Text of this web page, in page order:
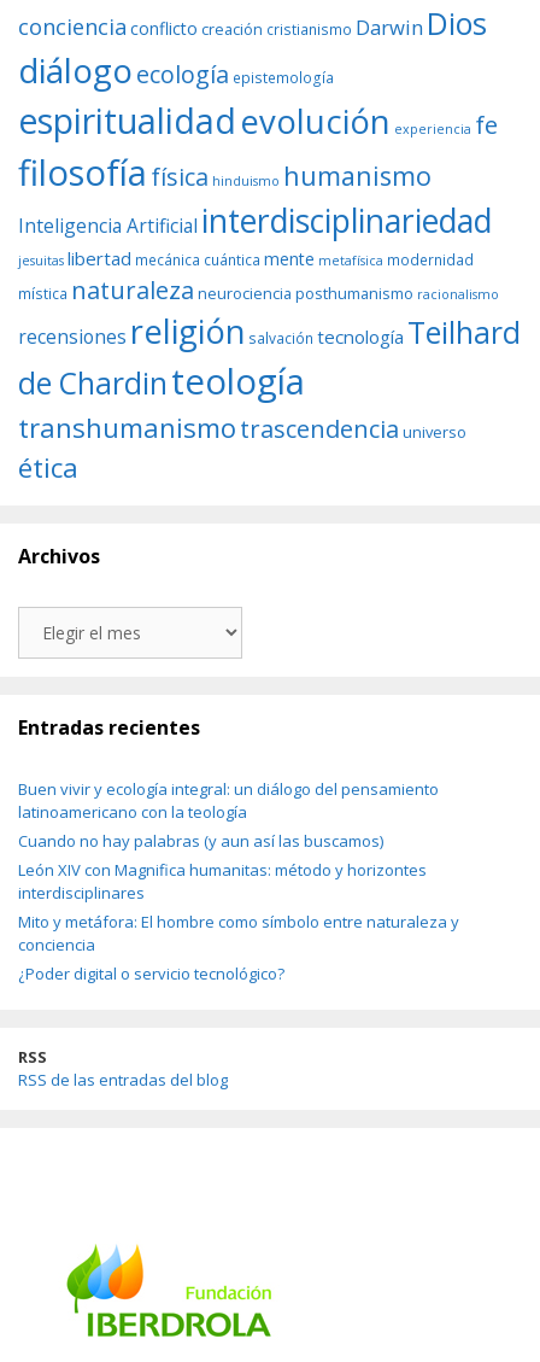
conciencia conflicto creación cristianismo Darwin Dios
diálogoecología epistemología
espiritualidadevolución experiencia fe
filosofía física hinduismo humanismo
Inteligencia Artificial interdisciplinariedad
jesuitas libertad mecánica cuántica mente metafísica modernidad
mística naturaleza neurociencia posthumanismo racionalismo
recensiones religión salvación tecnología Teilhard
de Chardinteología
transhumanismotrascendencia universo
ética
Archivos
Entradas recientes
Buen vivir y ecología integral: un diálogo del pensamiento
latinoamericano con la teología
Cuando no hay palabras (y aun así las buscamos)
León XIV con Magnifica humanitas: método y horizontes
interdisciplinares
Mito y metáfora: El hombre como símbolo entre naturaleza y
conciencia
¿Poder digital o servicio tecnológico?
RSS
RSS de las entradas del blog